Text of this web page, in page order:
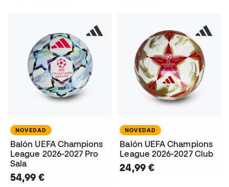
NOVEDAD
Balón UEFA Champions
League 2026-2027 Pro
Sala
54,99 €
NOVEDAD
Balón UEFA Champions
League 2026-2027 Club
24,99 €